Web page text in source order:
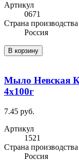
Артикул
0671
Cтрана производства
Россия
В корзину
Мыло Невская
4х100г
7.45 руб.
Артикул
1521
Cтрана производства
Россия